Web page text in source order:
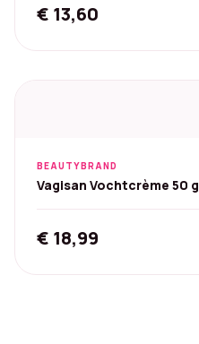
€ 13,60
BEAUTYBRAND
Vagisan Vochtcrème 50 g
€ 18,99